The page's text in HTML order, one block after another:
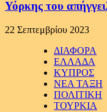
Υόρκης του
22 Σεπτεμβρίου 2023
ΔΙΑΦΟΡΑ
ΕΛΛΑΔΑ
ΚΥΠΡΟΣ
ΝΕΑ ΤΑΞΗ
ΠΟΛΙΤΙΚΗ
ΤΟΥΡΚΙΑ